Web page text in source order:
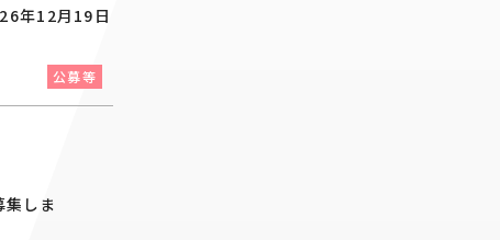
年12月19日
公募等
しま